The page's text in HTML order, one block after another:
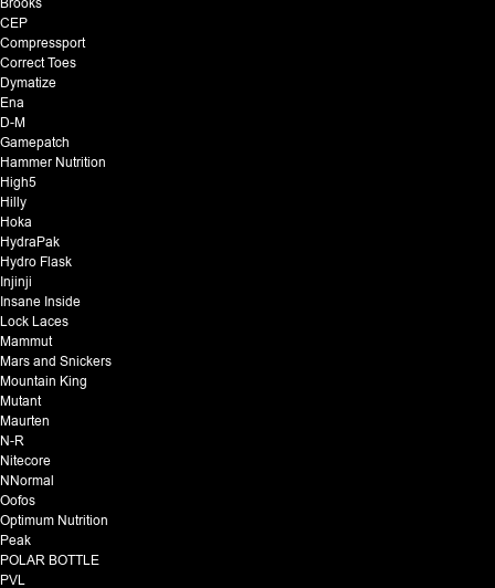
CEP
Compressport
Correct Toes
Dymatize
Ena
D-M
Gamepatch
Hammer Nutrition
High5
Hilly
Hoka
HydraPak
Hydro Flask
Injinji
Insane Inside
Lock Laces
Mammut
Mars and Snickers
Mountain King
Mutant
Maurten
N-R
Nitecore
NNormal
Oofos
Optimum Nutrition
Peak
POLAR BOTTLE
PVL